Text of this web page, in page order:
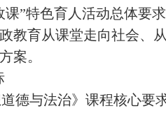
课”特色育人活动总体要
教育从课堂走向社会、
案。
德与法治》课程核心要